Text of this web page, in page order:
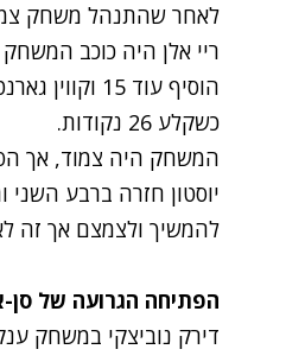
לאחר שהתנהל משחק
כשקלע 26 נקודות.
יוסטון חזרה ברבע
להמשיך ולצמצם אך זה
הפתיחה הגרועה של סן-